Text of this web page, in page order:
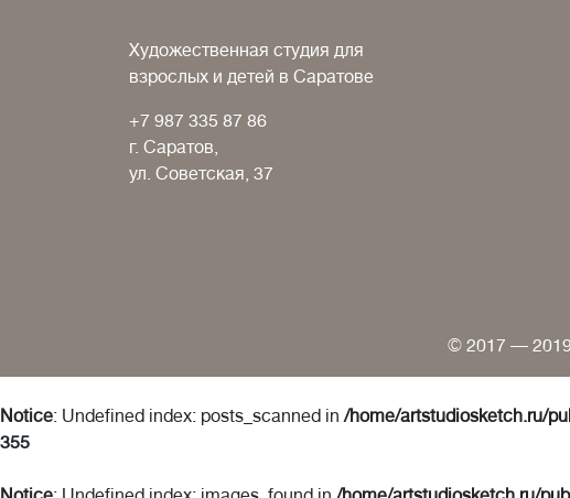
Художественная студия для
взрослых и детей в Саратове
+7 987 335 87 86
г. Саратов,
ул. Советская, 37
© 2017 —
Notice: Undefined index: posts_scanned in /home/artstudiosketch.ru/
355